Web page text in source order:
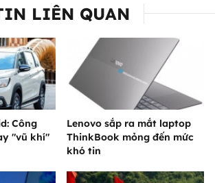
LIÊN QUAN
Công
"vũ khí"
Lenovo sắp ra mắt laptop
ThinkBook mỏng đến mức
khó tin